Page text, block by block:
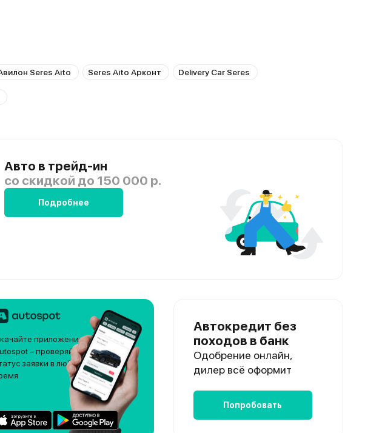
Seres Aito Seres Aito Арконт Delivery Car Seres
Авто в трейд-ин
со скидкой до 150 000 р.
Подробнее
приложение
– проверяйте
заявки в любое
Автокредит без
походов в банк
Одобрение онлайн,
дилер всё оформит
Попробовать